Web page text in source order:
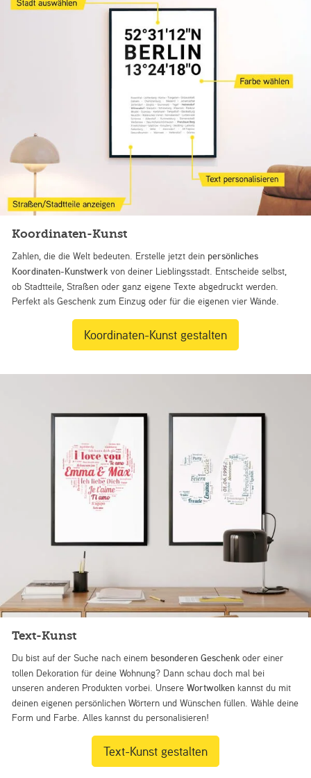
Koordinaten-Kunst
Zahlen, die die Welt bedeuten. Erstelle jetzt dein persönliches
Koordinaten-Kunstwerk von deiner Lieblingsstadt. Entscheide selbst,
ob Stadtteile, Straßen oder ganz eigene Texte abgedruckt werden.
Perfekt als Geschenk zum Einzug oder für die eigenen vier Wände.
Koordinaten-Kunst gestalten
Text-Kunst
Du bist auf der Suche nach einem besonderen Geschenk oder einer
tollen Dekoration für deine Wohnung? Dann schau doch mal bei
unseren anderen Produkten vorbei. UnsereWortwolken kannst du mit
deinen eigenen persönlichen Wörtern und Wünschen füllen. Wähle deine
Form und Farbe. Alles kannst du personalisieren!
Text-Kunst gestalten